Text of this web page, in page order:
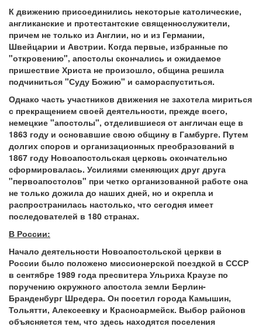
К движению присоединились некоторые католические,
англиканские и протестантские священнослужители,
причем не только из Англии, но и из Германии,
Швейцарии и Австрии. Когда первые, избранные по
"откровению", апостолы скончались и ожидаемое
пришествие Христа не произошло, община решила
подчиниться "Суду Божию" и самораспуститься.
Однако часть участников движения не захотела мириться
с прекращением своей деятельности, прежде всего,
немецкие "апостолы", отделившиеся от англичан еще в
1863 году и основавшие свою общину в Гамбурге. Путем
долгих споров и организационных преобразований в
1867 году Новоапостольская церковь окончательно
сформировалась. Усилиями сменяющих друг друга
"первоапостолов" при четко организованной работе она
не только дожила до наших дней, но и окрепла и
распространилась настолько, что сегодня имеет
последователей в 180 странах.
В России:
Начало деятельности Новоапостольской церкви в
России было положено миссионерской поездкой в СССР
в сентябре 1989 года пресвитера Ульриха Краузе по
поручению окружного апостола земли Берлин-
Бранденбург Шредера. Он посетил города Камышин,
Тольятти, Алексеевку и Красноармейск. Выбор районов
объясняется тем, что здесь находятся поселения